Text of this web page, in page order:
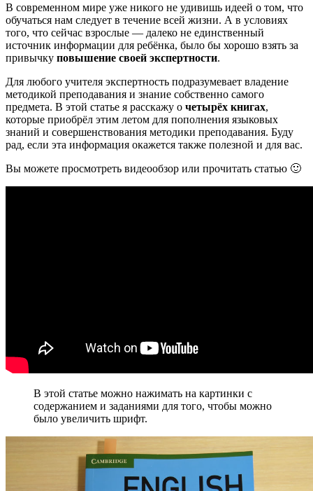
В современном мире уже никого не удивишь идеей о том, что
обучаться нам следует в течение всей жизни. А в условиях
того, что сейчас взрослые — далеко не единственный
источник информации для ребёнка, было бы хорошо взять за
привычку повышение своей экспертности.
Для любого учителя экспертность подразумевает владение
методикой преподавания и знание собственно самого
предмета. В этой статье я расскажу о четырёх книгах,
которые приобрёл этим летом для пополнения языковых
знаний и совершенствования методики преподавания. Буду
рад, если эта информация окажется также полезной и для вас.
Вы можете просмотреть видеообзор или прочитать статью 🙂
В этой статье можно нажимать на картинки с
содержанием и заданиями для того, чтобы можно
было увеличить шрифт.